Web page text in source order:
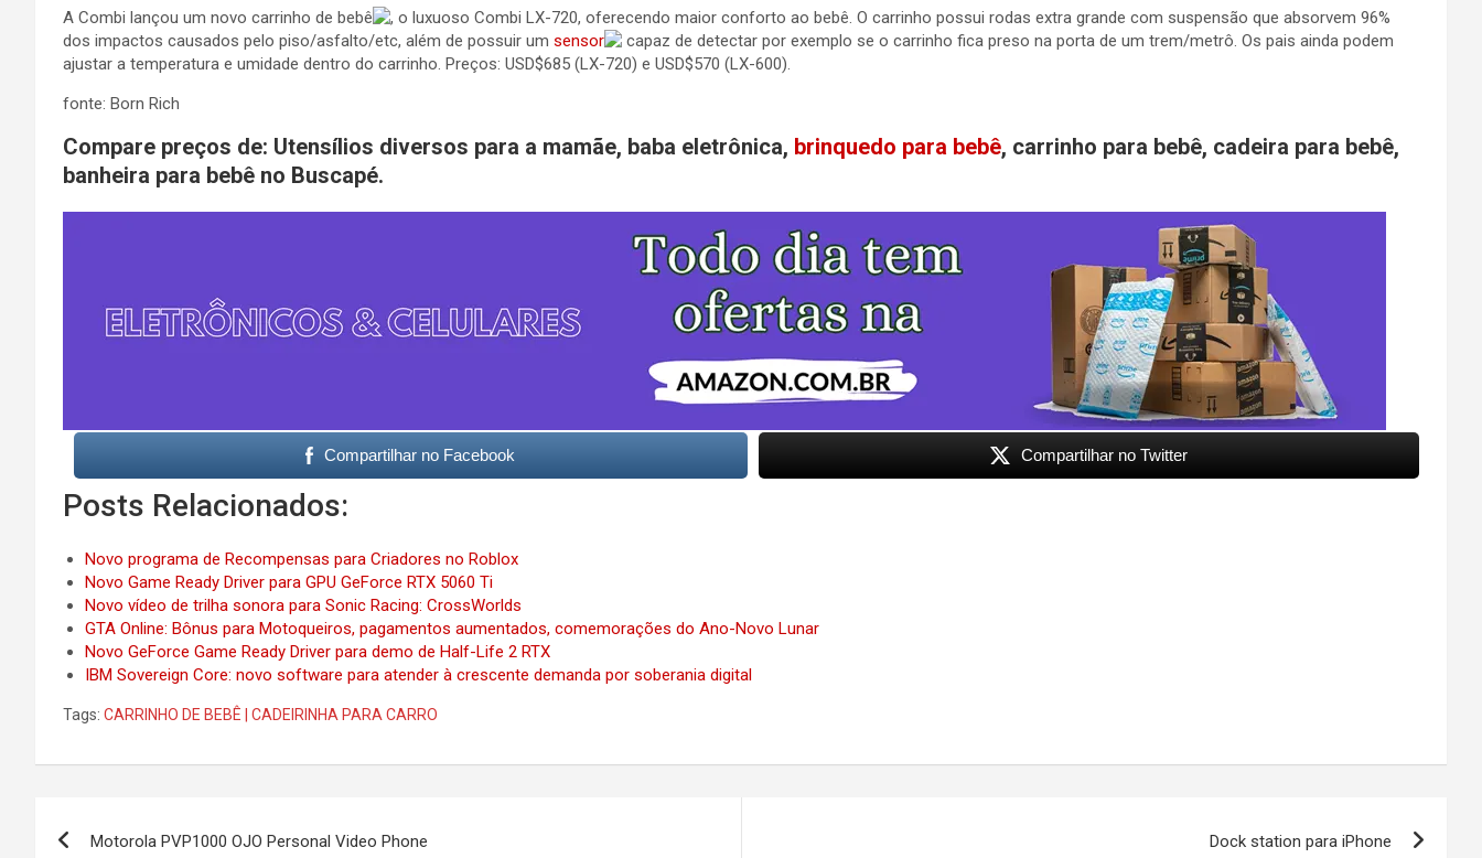
A Combi lançou um novo carrinho de bebê
, o luxuoso Combi LX-720, oferecendo maior conforto ao bebê. O carrinho possui rodas extra grande com suspensão que absorvem 96%
dos impactos causados pelo piso/asfalto/etc, além de possuir um sensor
capaz de detectar por exemplo se o carrinho fica preso na porta de um trem/metrô. Os pais ainda podem
ajustar a temperatura e umidade dentro do carrinho. Preços: USD$685 (LX-720) e USD$570 (LX-600).
fonte: Born Rich
Compare preços de: Utensílios diversos para a mamãe, baba eletrônica, brinquedo para bebê, carrinho para bebê, cadeira para bebê,
banheira para bebê no Buscapé.
Compartilhar no Facebook Compartilhar no Twitter
Posts Relacionados:
Novo programa de Recompensas para Criadores no Roblox
Novo Game Ready Driver para GPU GeForce RTX 5060 Ti
Novo vídeo de trilha sonora para Sonic Racing: CrossWorlds
GTA Online: Bônus para Motoqueiros, pagamentos aumentados, comemorações do Ano-Novo Lunar
Novo GeForce Game Ready Driver para demo de Half-Life 2 RTX
IBM Sovereign Core: novo software para atender à crescente demanda por soberania digital
Tags: CARRINHO DE BEBÊ | CADEIRINHA PARA CARRO
Motorola PVP1000 OJO Personal Video Phone Dock station para iPhone